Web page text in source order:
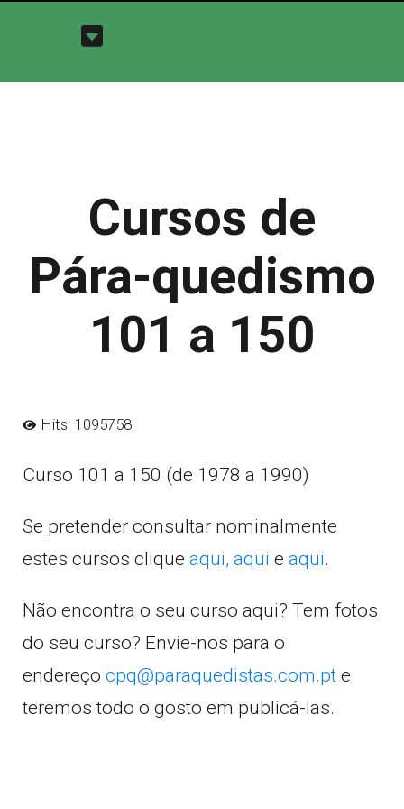
Cursos de
Pára-quedismo
101 a 150
Hits: 1095758
Curso 101 a 150 (de 1978 a 1990)
Se pretender consultar nominalmente
estes cursos clique aqui, aqui e aqui.
Não encontra o seu curso aqui? Tem fotos
do seu curso? Envie-nos para o
endereço cpq@paraquedistas.com.pt e
teremos todo o gosto em publicá-las.